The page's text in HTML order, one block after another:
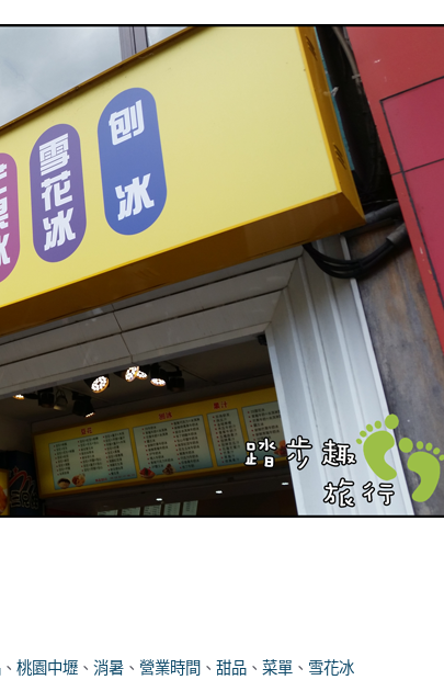
、桃園中壢 、消暑 、營業時間 、甜品 、菜單 、 雪花冰